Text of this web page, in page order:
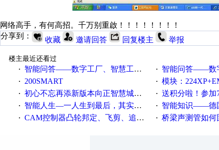
网络高手，有何高招。千万别重啟！！！！！！！！
分享到：
收藏 邀请回答 回复楼主 举报
楼主最近还看过
·
智能问答——数字工厂、智慧工厂和智能制造三者的区别是什么？ · 智能问答——数字化工厂与
· 200SMART · 模块：
· 初心不忘再添新版本向正智慧城市云展厅3.0版亮相 · 送积分啦！参加7月6日
· 智能人生—一人生到最后，其实拼的都是人品 · 智能知识——德国工业崛起
· CAM控制器凸轮邦定、飞剪、追剪等C功能块 · 桥梁声测管如何固